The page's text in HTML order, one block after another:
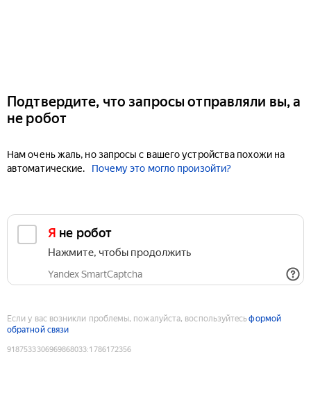
Подтвердите, что запросы отправляли вы, а
не робот
Нам очень жаль, но запросы с вашего устройства похожи на
автоматические.
Почему это могло произойти?
Я не робот
Нажмите, чтобы продолжить
Yandex SmartCaptcha
Если у вас возникли проблемы, пожалуйста, воспользуйтесьформой
обратной связи
9187533306969868033:1786172356